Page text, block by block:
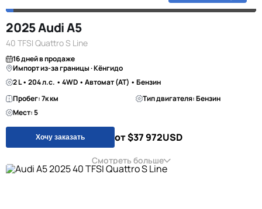
2025 Audi A5
40 TFSI Quattro S Line
16 дней в продаже
Импорт из-за границы · Кёнгидо
2 L • 204 л.с. • 4WD • Автомат (AT) • Бензин
Пробег: 7к км
Тип двигателя: Бензин
Мест: 5
Хочу заказать от $37 972USD
Смотреть больше